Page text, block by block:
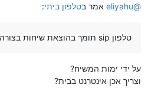
@
eliyahu אמר בטלפון ביתי:
טלפון sip תומך בהוצאת שיחות בצורה ישירה
על ידי ימות המשיח?
וצריך אכן אינטרנט בבית?